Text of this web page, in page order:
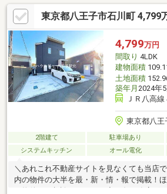
スペース多数あり
東京都八王子市石川町 4,799
4,799万円
間取り 4LDK
建物面積
土地面積
築年月 2024年
ＪＲ八高
東京都八王
2階建て 駐車場あり
システムキッチン
オール電化
＼あれこれ不動産サイトを見なくても当店
内の物件の大半を最・新・情・報で掲載！ほ